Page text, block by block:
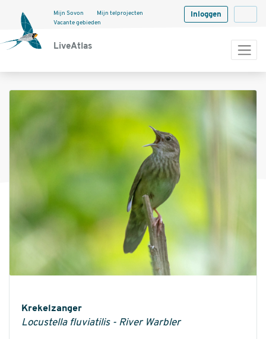
LiveAtlas
Mijn Sovon
Mijn telprojecten
Vacante gebieden
Inloggen
Krekelzanger
Locustella fluviatilis - River Warbler